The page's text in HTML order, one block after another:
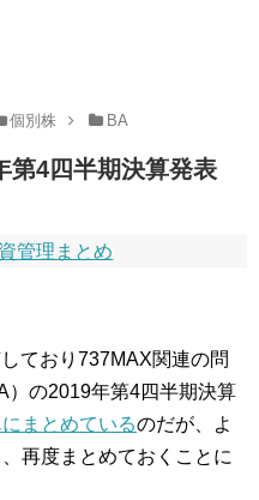
個別株 BA
第4四半期決算発表
管理まとめ
ており737MAX関連の問
）の2019年第4四半期決算
まとめているのだが、よ
再度まとめておくことに